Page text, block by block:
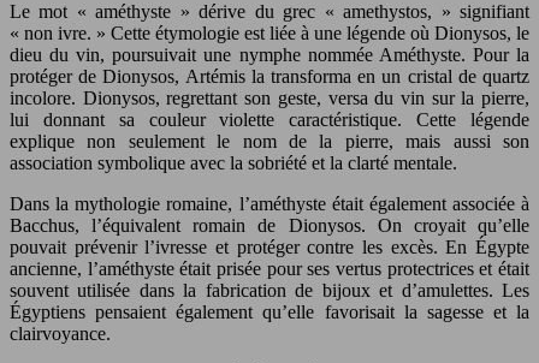
Le mot « améthyste » dérive du grec « amethystos, » signifiant
« non ivre. » Cette étymologie est liée à une légende où Dionysos, le
dieu du vin, poursuivait une nymphe nommée Améthyste. Pour la
protéger de Dionysos, Artémis la transforma en un cristal de quartz
incolore. Dionysos, regrettant son geste, versa du vin sur la pierre,
lui donnant sa couleur violette caractéristique. Cette légende
explique non seulement le nom de la pierre, mais aussi son
association symbolique avec la sobriété et la clarté mentale.
Dans la mythologie romaine, l’améthyste était également associée à
Bacchus, l’équivalent romain de Dionysos. On croyait qu’elle
pouvait prévenir l’ivresse et protéger contre les excès. En Égypte
ancienne, l’améthyste était prisée pour ses vertus protectrices et était
souvent utilisée dans la fabrication de bijoux et d’amulettes. Les
Égyptiens pensaient également qu’elle favorisait la sagesse et la
clairvoyance.